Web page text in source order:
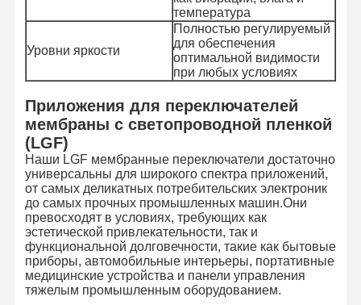
Экскурсия
По Заводу
Свяжитесь С
Нами
Новости
Запросите
Цитату
Изготовленный на заказ переключатель мембраны
Промышленный переключатель мембраны
Гибкий переключатель мембраны
температура
Уровни яркости
Полностью регулируемый
для обеспечения
оптимальной видимости
при любых условиях
Приложения для переключателей
мембраны с светопроводной пленкой
(LGF)
Наши LGF мембранные переключатели достаточно
универсальны для широкого спектра приложений,
от самых деликатных потребительских электроник
до самых прочных промышленных машин.Они
превосходят в условиях, требующих как
эстетической привлекательности, так и
функциональной долговечности, такие как бытовые
приборы, автомобильные интерьеры, портативные
медицинские устройства и панели управления
тяжелым промышленным оборудованием.